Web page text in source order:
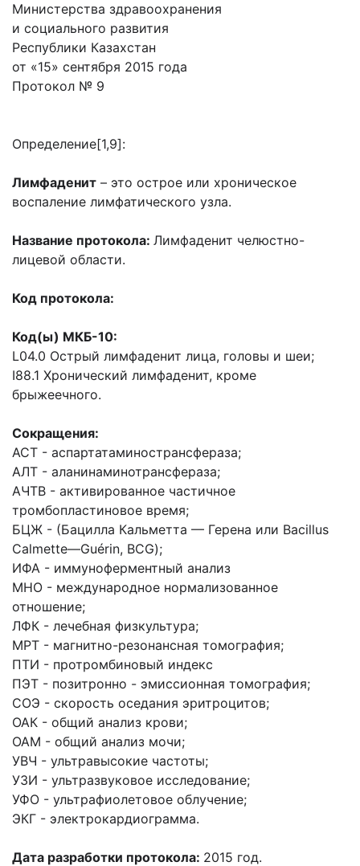
Министерства здравоохранения
и социального развития
Республики Казахстан
от «15» сентября 2015 года
Протокол № 9
Определение[1,9]:
Лимфаденит – это острое или хроническое
воспаление лимфатического узла.
Название протокола: Лимфаденит челюстно-
лицевой области.
Код протокола:
Код(ы) МКБ-10:
L04.0 Острый лимфаденит лица, головы и шеи;
I88.1 Хронический лимфаденит, кроме
брыжеечного.
Сокращения:
АСТ - аспартатаминострансфераза;
АЛТ - аланинаминотрансфераза;
АЧТВ - активированное частичное
тромбопластиновое время;
БЦЖ - (Бацилла Кальметта — Герена или Bacillus
Calmette—Guérin, BCG);
ИФА - иммуноферментный анализ
МНО - международное нормализованное
отношение;
ЛФК - лечебная физкультура;
МРТ - магнитно-резонансная томография;
ПТИ - протромбиновый индекс
ПЭТ - позитронно - эмиссионная томография;
СОЭ - скорость оседания эритроцитов;
ОАК - общий анализ крови;
ОАМ - общий анализ мочи;
УВЧ - ультравысокие частоты;
УЗИ - ультразвуковое исследование;
УФО - ультрафиолетовое облучение;
ЭКГ - электрокардиограмма.
Дата разработки протокола: 2015 год.